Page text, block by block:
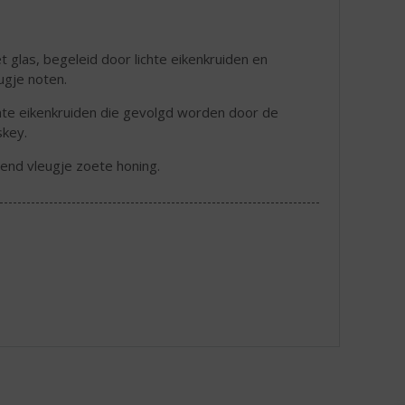
glas, begeleid door lichte eikenkruiden en
noten.
eikenkruiden die gevolgd worden door de
vleugje zoete honing.